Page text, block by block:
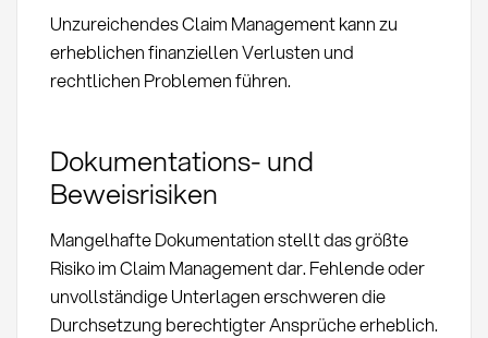
Unzureichendes Claim Management kann zu
erheblichen finanziellen Verlusten und
rechtlichen Problemen führen.
Dokumentations- und
Beweisrisiken
Mangelhafte Dokumentation stellt das größte
Risiko im Claim Management dar. Fehlende oder
unvollständige Unterlagen erschweren die
Durchsetzung berechtigter Ansprüche erheblich.